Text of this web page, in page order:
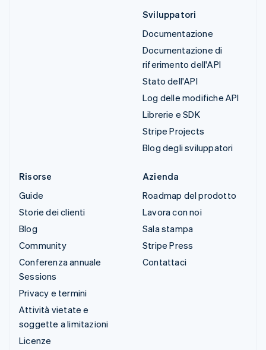
Sviluppatori
Documentazione
Documentazione di
riferimento dell'API
Stato dell'API
Log delle modifiche API
Librerie e SDK
Stripe Projects
Blog degli sviluppatori
Risorse
Guide
Storie dei clienti
Blog
Community
Conferenza annuale
Sessions
Privacy e termini
Attività vietate e
soggette a limitazioni
Licenze
Azienda
Roadmap del prodotto
Lavora con noi
Sala stampa
Stripe Press
Contattaci